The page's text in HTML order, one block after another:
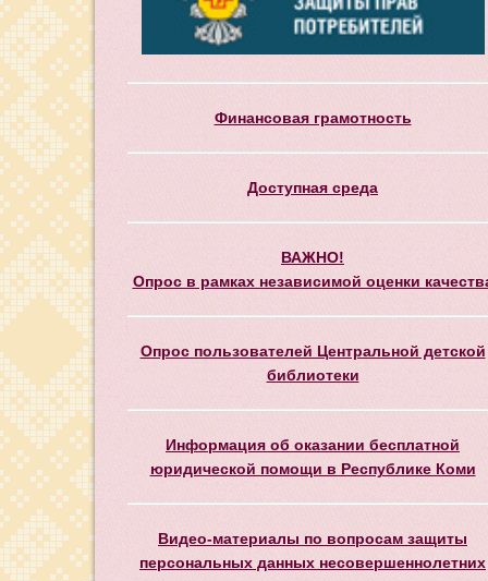
Финансовая грамотность
Доступная среда
ВАЖНО!
Опрос в рамках независимой оценки
Опрос пользователей Центральной детской
библиотеки
Информация об оказании бесплатной
юридической помощи в Республике Коми
Видео-материалы по вопросам защиты
персональных данных несовершеннолетних